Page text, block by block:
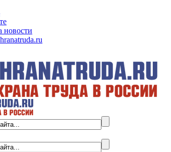
новости